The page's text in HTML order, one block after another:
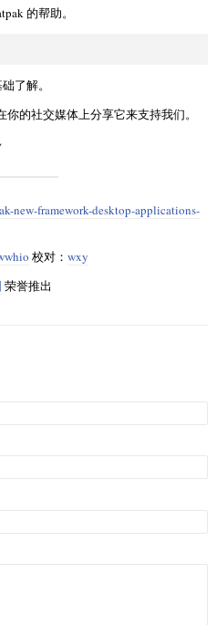
的帮助。
了解。
的社交媒体上分享它来支持我们。
new-framework-desktop-applications-
校对： wxy
荣誉推出